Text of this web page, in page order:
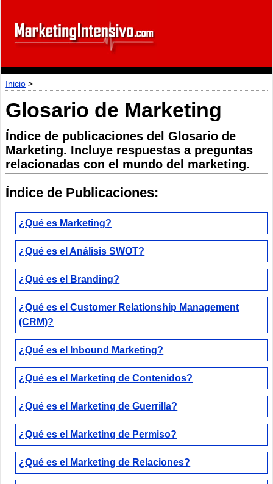
Inicio >
Glosario de Marketing
Índice de publicaciones del Glosario de
Marketing. Incluye respuestas a preguntas
relacionadas con el mundo del marketing.
Índice de Publicaciones:
¿Qué es Marketing?
¿Qué es el Análisis SWOT?
¿Qué es el Branding?
¿Qué es el Customer Relationship Management
(CRM)?
¿Qué es el Inbound Marketing?
¿Qué es el Marketing de Contenidos?
¿Qué es el Marketing de Guerrilla?
¿Qué es el Marketing de Permiso?
¿Qué es el Marketing de Relaciones?